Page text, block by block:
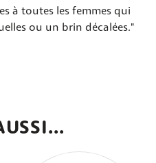
à toutes les femmes qui
ou un brin décalées."